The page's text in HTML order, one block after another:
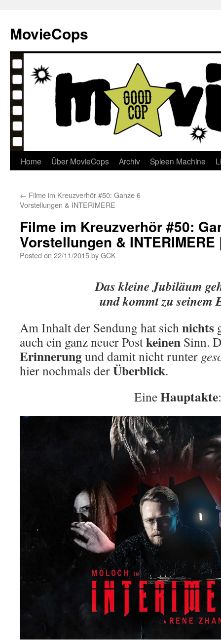
content
MovieCops
Home Über MovieCops Archiv Spleen Machine
← Filme im Kreuzverhör #50: Ganze 6
Vorstellungen & INTERIMERE
Filme im Kreuzverhör #50:
Vorstellungen & INTERIMERE
Posted on 22/11/2015byGCK
Das kleine Jubiläum
und kommt zu
Am Inhalt der Sendung hat sichnichts
auch ein ganz neuer Postkeinen Sinn.
Erinnerungund damit nicht runter
hier nochmals derÜberblick.
EineHauptakte: